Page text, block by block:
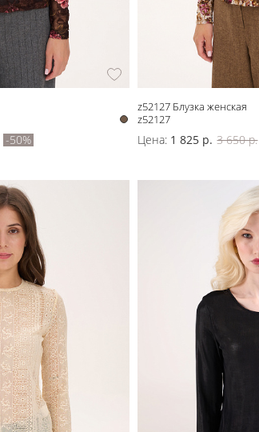
-50%
z52127 Блузка женская
z52127
Цена: 1 825 р. 3 650 р.